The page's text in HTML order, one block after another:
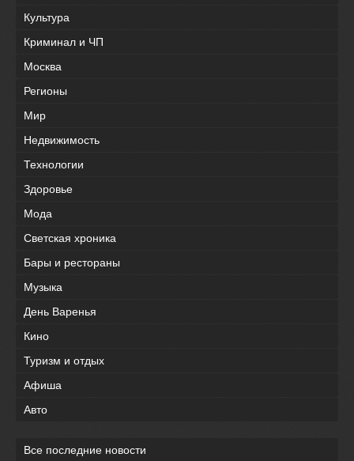
Культура
Криминал и ЧП
Москва
Регионы
Мир
Недвижимость
Технологии
Здоровье
Мода
Светская хроника
Бары и рестораны
Музыка
День Варенья
Кино
Туризм и отдых
Афиша
Авто
Все последние новости